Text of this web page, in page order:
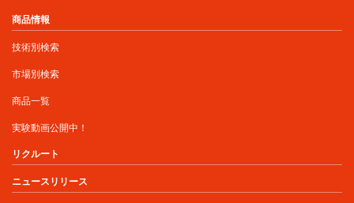
商品情報
技術別検索
市場別検索
商品一覧
実験動画公開中！
リクルート
ニュースリリース